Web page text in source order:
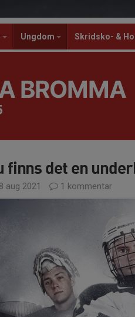
Ungdom Skridsko- &
BROMMA
finns det en
aug 2021 1 kommentar